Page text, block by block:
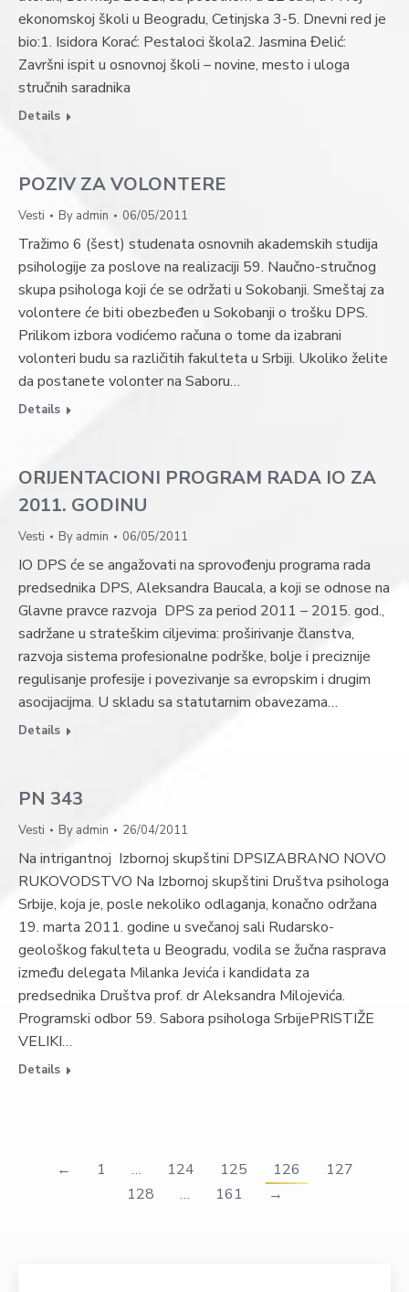
ekonomskoj školi u Beogradu, Cetinjska 3-5. Dnevni red je
bio:1. Isidora Korać: Pestaloci škola2. Jasmina Đelić:
Završni ispit u osnovnoj školi – novine, mesto i uloga
stručnih saradnika
Details
POZIV ZA VOLONTERE
Vesti By admin 06/05/2011
Tražimo 6 (šest) studenata osnovnih akademskih studija
psihologije za poslove na realizaciji 59. Naučno-stručnog
skupa psihologa koji će se održati u Sokobanji. Smeštaj za
volontere će biti obezbeđen u Sokobanji o trošku DPS.
Prilikom izbora vodićemo računa o tome da izabrani
volonteri budu sa različitih fakulteta u Srbiji. Ukoliko želite
da postanete volonter na Saboru…
Details
ORIJENTACIONI PROGRAM RADA IO ZA
2011. GODINU
Vesti By admin 06/05/2011
IO DPS će se angažovati na sprovođenju programa rada
predsednika DPS, Aleksandra Baucala, a koji se odnose na
Glavne pravce razvoja DPS za period 2011 – 2015. god.,
sadržane u strateškim ciljevima: proširivanje članstva,
razvoja sistema profesionalne podrške, bolje i preciznije
regulisanje profesije i povezivanje sa evropskim i drugim
asocijacijma. U skladu sa statutarnim obavezama…
Details
PN 343
Vesti By admin 26/04/2011
Na intrigantnoj Izbornoj skupštini DPSIZABRANO NOVO
RUKOVODSTVO Na Izbornoj skupštini Društva psihologa
Srbije, koja je, posle nekoliko odlaganja, konačno održana
19. marta 2011. godine u svečanoj sali Rudarsko-
geološkog fakulteta u Beogradu, vodila se žučna rasprava
između delegata Milanka Jevića i kandidata za
predsednika Društva prof. dr Aleksandra Milojevića.
Programski odbor 59. Sabora psihologa SrbijePRISTIŽE
VELIKI…
Details
← 1 … 124 125 126
127
128
… 161 →